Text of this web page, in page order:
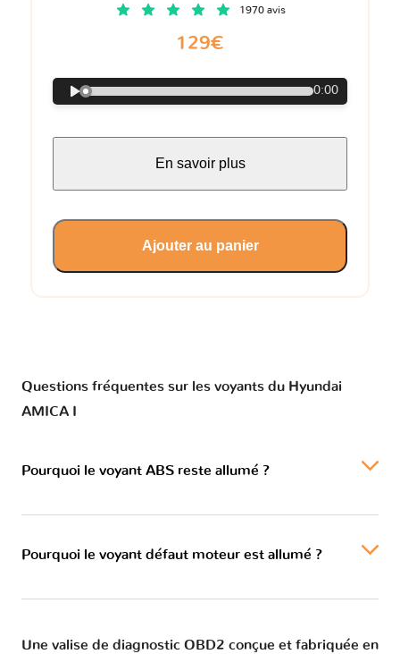
1970 avis
129€
0:00
En savoir plus
Ajouter au panier
Questions fréquentes sur les voyants du Hyundai
AMICA I
Pourquoi le voyant ABS reste allumé ?
Pourquoi le voyant défaut moteur est allumé ?
Une valise de diagnostic OBD2 conçue et fabriquée en